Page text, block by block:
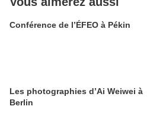
Conférence de l’ÉFEO à Pékin
Les photographies d’Ai Weiwei à
Berlin